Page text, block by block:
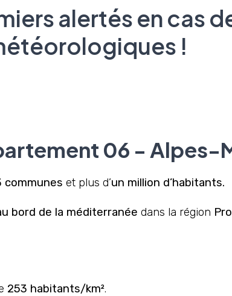
alertés en cas
!
06 - Alpes-
communes et plus d’un million d’habitants.
bord de la méditerranée dans la région
253 habitants/km².